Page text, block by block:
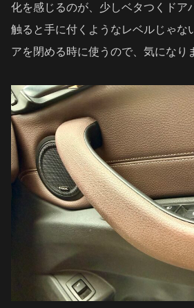
化を感じるのが、少しベタつくドア
触ると手に付くようなレベルじゃな
アを閉める時に使うので、気になり